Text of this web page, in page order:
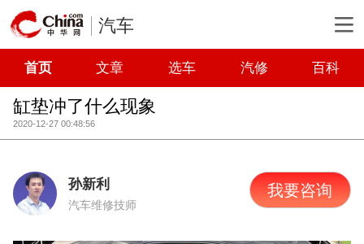
汽车
首页 文章 选车 汽修 百科
缸垫冲了什么现象
2020-12-27 00:48:56
孙新利
汽车维修技师
我要咨询